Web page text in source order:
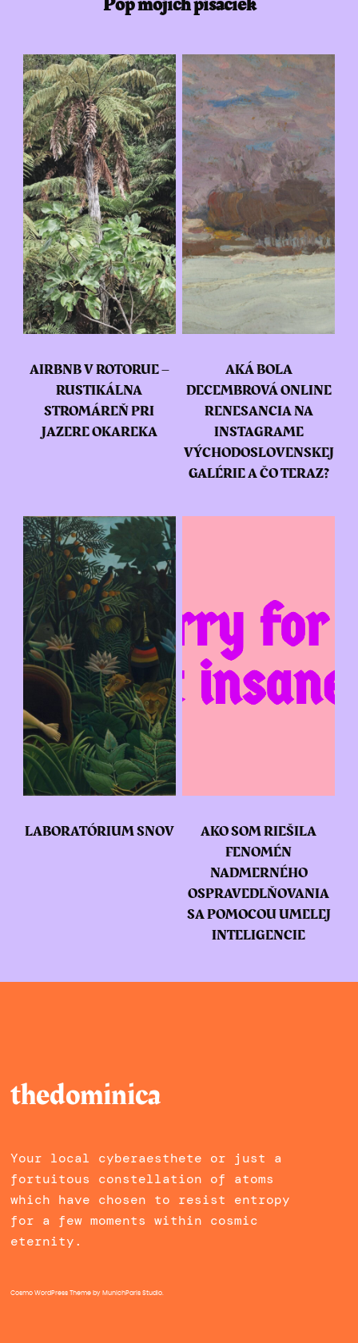
AIRBNB V ROTORUE –
RUSTIKÁLNA
STROMÁREŇ PRI
JAZERE OKAREKA
AKÁ BOLA
DECEMBROVÁ ONLINE
RENESANCIA NA
INSTAGRAME
VÝCHODOSLOVENSKEJ
GALÉRIE A ČO TERAZ?
LABORATÓRIUM SNOV
AKO SOM RIEŠILA
FENOMÉN
NADMERNÉHO
OSPRAVEDLŇOVANIA
SA POMOCOU UMELEJ
INTELIGENCIE
thedominica
Your local cyberaesthete or just a
fortuitous constellation of atoms
which have chosen to resist entropy
for a few moments within cosmic
eternity.
Cosmo WordPress Themeby MunichParis Studio.